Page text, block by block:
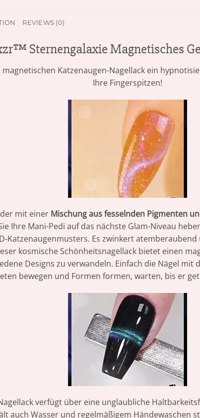
REVIEWS (0)
Sternengalaxie Magnetisches
Katzenaugen-Nagellack ein
Ihre Fingerspitzen!
mit einer Mischung aus fesselnden Pigmenten
Ihre Mani-Pedi auf das nächste Glam-Niveau
Katzenaugenmusters. Es zwinkert
kosmische Schönheitsnagellack bietet einen
Designs zu verwandeln. Einfach die Nägel
bewegen und Formen formen, warten, bis er
verfügt über eine unglaubliche
auch Wasser und regelmäßigem Händewaschen